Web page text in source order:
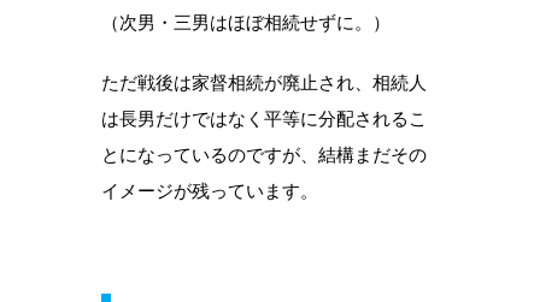
（次男・三男はほぼ相続せずに。）
ただ戦後は家督相続が廃止され、相続人
は長男だけではなく平等に分配されるこ
とになっているのですが、結構まだその
イメージが残っています。